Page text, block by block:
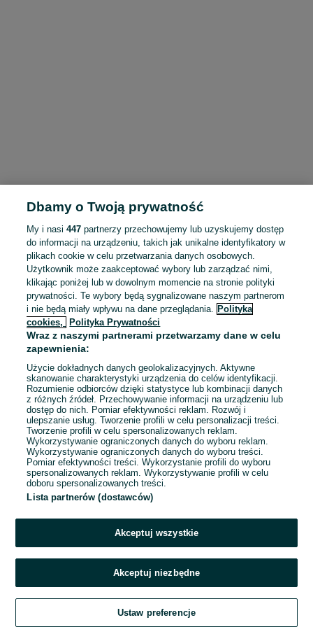
To ogłoszenie nie jest już dostępne
Przejdź na stronę główną
Dbamy o Twoją prywatność
My i nasi447 partnerzy przechowujemy lub uzyskujemy dostęp
do informacji na urządzeniu, takich jak unikalne identyfikatory w
plikach cookie w celu przetwarzania danych osobowych.
Użytkownik może zaakceptować wybory lub zarządzać nimi,
klikając poniżej lub w dowolnym momencie na stronie polityki
prywatności. Te wybory będą sygnalizowane naszym partnerom
i nie będą miały wpływu na dane przeglądania. Polityka
cookies,
Polityka Prywatności
Wraz z naszymi partnerami przetwarzamy dane w celu
zapewnienia:
Użycie dokładnych danych geolokalizacyjnych. Aktywne
skanowanie charakterystyki urządzenia do celów identyfikacji.
Rozumienie odbiorców dzięki statystyce lub kombinacji danych
z różnych źródeł. Przechowywanie informacji na urządzeniu lub
dostęp do nich. Pomiar efektywności reklam. Rozwój i
ulepszanie usług. Tworzenie profili w celu personalizacji treści.
Tworzenie profili w celu spersonalizowanych reklam.
Wykorzystywanie ograniczonych danych do wyboru reklam.
Wykorzystywanie ograniczonych danych do wyboru treści.
Pomiar efektywności treści. Wykorzystanie profili do wyboru
spersonalizowanych reklam. Wykorzystywanie profili w celu
doboru spersonalizowanych treści.
Lista partnerów (dostawców)
Akceptuj wszystkie
Akceptuj niezbędne
Ustaw preferencje